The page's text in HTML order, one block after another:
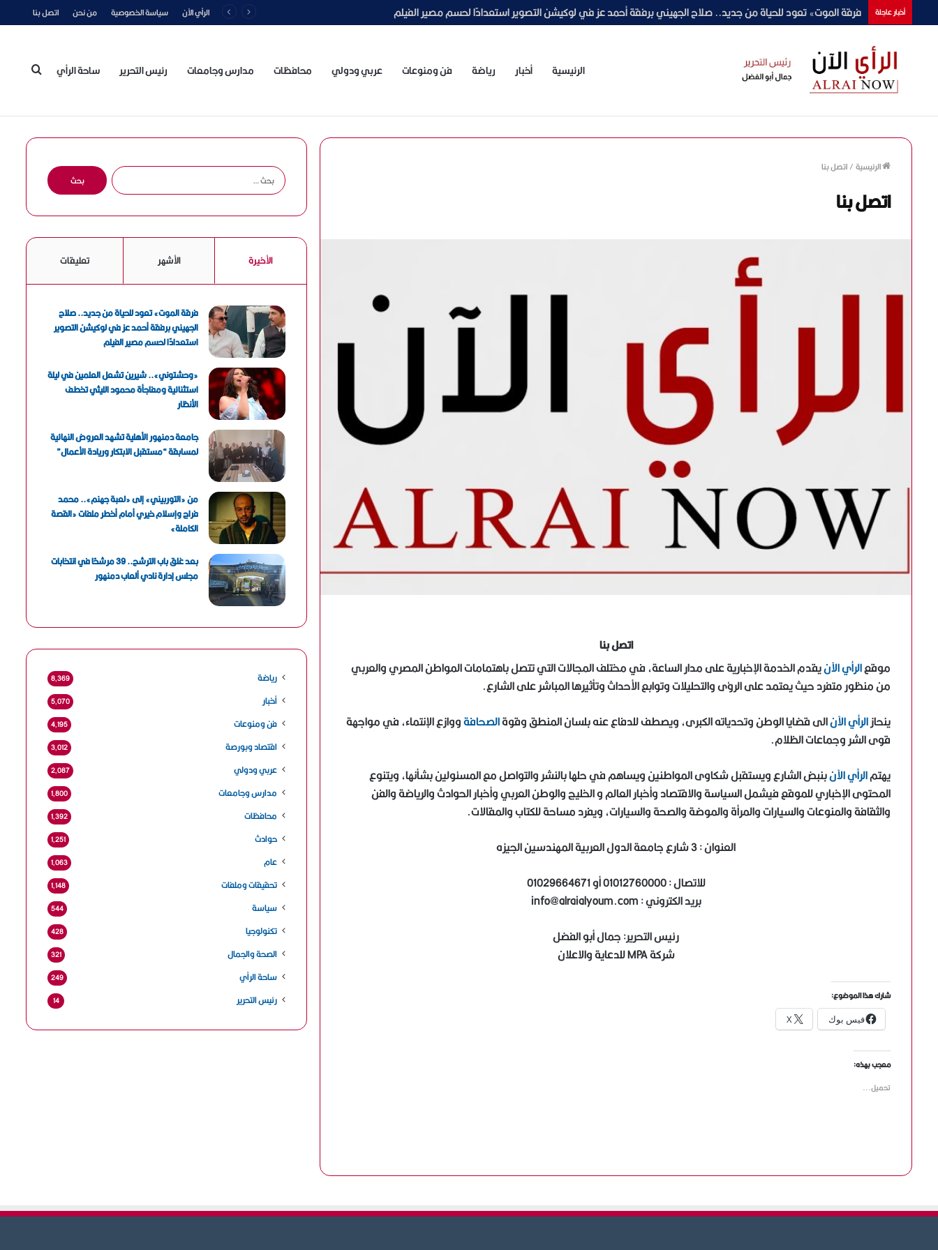
أخبار عاجلة «وحشتوني».. شيرين تشعل العلمين في ليلة استثنائية ومفاجأة محمود الليثي تخطف الأنظار الرأي الآن سياسة الخصوصية من نحن اتصل بنا
الرئيسية أخبار رياضة فن ومنوعات عربي ودولي محافظات مدارس وجامعات رئيس التحرير ساحة الرأي
الرئيسية/اتصل بنا
اتصل بنا
اتصل بنا
موقعالرأي الآنيقدم الخدمة الإخبارية على مدار الساعة، في مختلف المجالات التي تتصل باهتمامات المواطن المصري والعربي
من منظور متفرد حيث يعتمد على الرؤى والتحليلات وتوابع الأحداث وتأثيرها المباشر على الشارع.
ينحازالرأي الآنالى قضايا الوطن وتحدياته الكبرى، ويصطف للدفاع عنه بلسان المنطق وقوةالصحافةووازع الإنتماء، في مواجهة
قوى الشر وجماعات الظلام.
يهتمالرأي الآنبنبض الشارع ويستقبل شكاوى المواطنين ويساهم في حلها بالنشر والتواصل مع المسئولين بشأنها، ويتنوع
المحتوى الإخباري للموقع فيشمل السياسة والاقتصاد وأخبار العالم و الخليج والوطن العربي وأخبار الحوادث والرياضة والفن
والثقافة والمنوعات والسيارات والمرأة والموضة والصحة والسيارات، ويفرد مساحة للكتاب والمقالات.
العنوان : 3 شارع جامعة الدول العربية المهندسين الجيزه
للاتصال : 01012760000 أو 01029664671
بريد الكتروني : info@alraialyoum.com
رئيس التحرير: جمال أبو الفضل
شركة MPA للدعاية والاعلان
شارك هذا الموضوع:
فيس بوك X
معجب بهذه:
تحميل...
ا
ل
ح
الأخيرة الأشهر تعليقات
فرقة الموت» تعود للحياة من جديد.. صلاح
الجهيني برفقة أحمد عز في لوكيشن التصوير
استعدادًا لحسم مصير الفيلم
«وحشتوني».. شيرين تشعل العلمين في ليلة
استثنائية ومفاجأة محمود الليثي تخطف
الأنظار
جامعة دمنهور الأهلية تشهد العروض النهائية
لمسابقة “مستقبل الابتكار وريادة الأعمال”
من «التوربيني» إلى «لعبة جهنم».. محمد
فراج وإسلام خيري أمام أخطر ملفات «القصة
الكاملة»
بعد غلق باب الترشح.. 39 مرشحًا في انتخابات
مجلس إدارة نادي ألعاب دمنهور
رياضة 8٬369
أخبار 5٬070
فن ومنوعات 4٬195
اقتصاد وبورصة 3٬012
عربي ودولي 2٬087
مدارس وجامعات 1٬800
محافظات 1٬392
حوادث 1٬251
عام 1٬063
تحقيقات وملفات 1٬148
سياسة 544
تكنولوجيا 428
الصحة والجمال 321
ساحة الرأي 249
رئيس التحرير 14